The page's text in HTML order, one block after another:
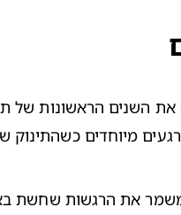
מיוחדים